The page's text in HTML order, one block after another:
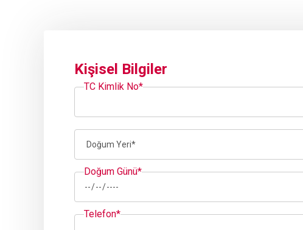
Kişisel Bilgiler
TC Kimlik No*
Doğum Günü*
Telefon*